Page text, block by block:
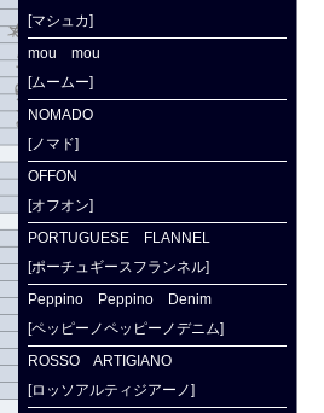
[マシュカ]
mou mou
[ムームー]
NOMADO
[ノマド]
OFFON
[オフオン]
PORTUGUESE FLANNEL
[ポーチュギースフランネル]
Peppino Peppino Denim
[ペッピーノペッピーノデニム]
ROSSO ARTIGIANO
[ロッソアルティジアーノ]